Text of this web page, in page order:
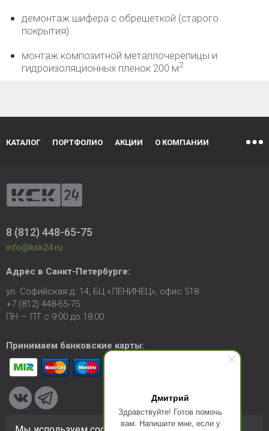
Дмитрий
Здравствуйте! Готов помочь
вам. Напишите мне, если у
демонтаж шифера с обрешеткой (старого
покрытия)
монтаж композитной металлочерепицы и
гидроизоляционных пленок 200 м2
КАТАЛОГ ПОРТФОЛИО АКЦИИ О КОМПАНИИ
8 (812) 448-65-75
info@ksk24.ru
Адрес в Санкт-Петербурге:
ул. Софийская д. 14, БЦ «ЛЕНИНЕЦ», офис 518
+7 (812) 448-65-75
ПН — ПТ с 9:00 до 18:00
Принимаем банковские карты: